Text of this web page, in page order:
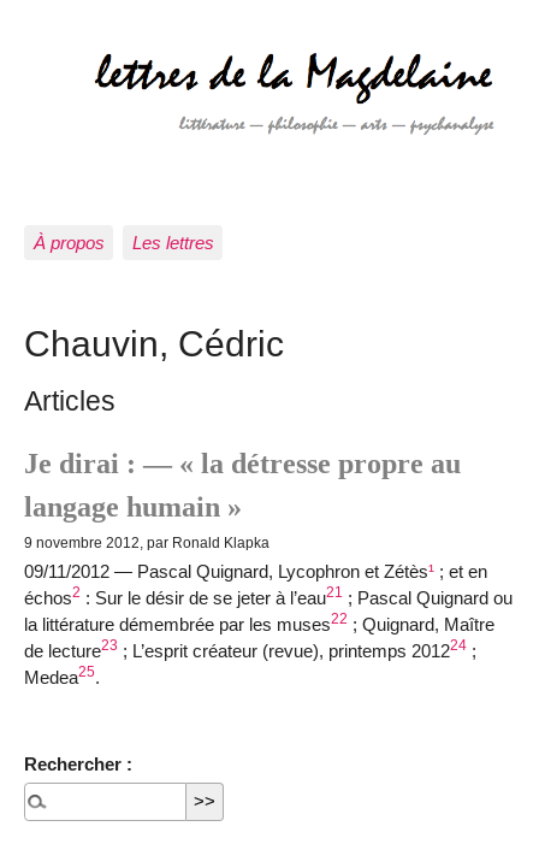
À propos Les lettres
Chauvin, Cédric
Articles
Je dirai : — « la détresse propre au
langage humain »
9 novembre 2012, par Ronald Klapka
09/11/2012 — Pascal Quignard, Lycophron et Zétès¹ ; et en
échos2 : Sur le désir de se jeter à l’eau21 ; Pascal Quignard ou
la littérature démembrée par les muses22 ; Quignard, Maître
de lecture23 ; L’esprit créateur (revue), printemps 201224 ;
Medea25.
Rechercher :